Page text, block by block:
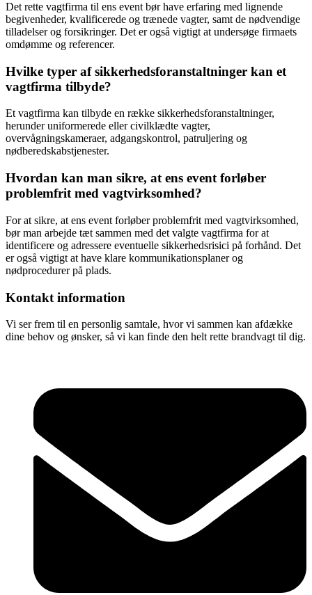
Det rette vagtfirma til ens event bør have erfaring med lignende
begivenheder, kvalificerede og trænede vagter, samt de nødvendige
tilladelser og forsikringer. Det er også vigtigt at undersøge firmaets
omdømme og referencer.
Hvilke typer af sikkerhedsforanstaltninger kan et
vagtfirma tilbyde?
Et vagtfirma kan tilbyde en række sikkerhedsforanstaltninger,
herunder uniformerede eller civilklædte vagter,
overvågningskameraer, adgangskontrol, patruljering og
nødberedskabstjenester.
Hvordan kan man sikre, at ens event forløber
problemfrit med vagtvirksomhed?
For at sikre, at ens event forløber problemfrit med vagtvirksomhed,
bør man arbejde tæt sammen med det valgte vagtfirma for at
identificere og adressere eventuelle sikkerhedsrisici på forhånd. Det
er også vigtigt at have klare kommunikationsplaner og
nødprocedurer på plads.
Kontakt information
Vi ser frem til en personlig samtale, hvor vi sammen kan afdække
dine behov og ønsker, så vi kan finde den helt rette brandvagt til dig.